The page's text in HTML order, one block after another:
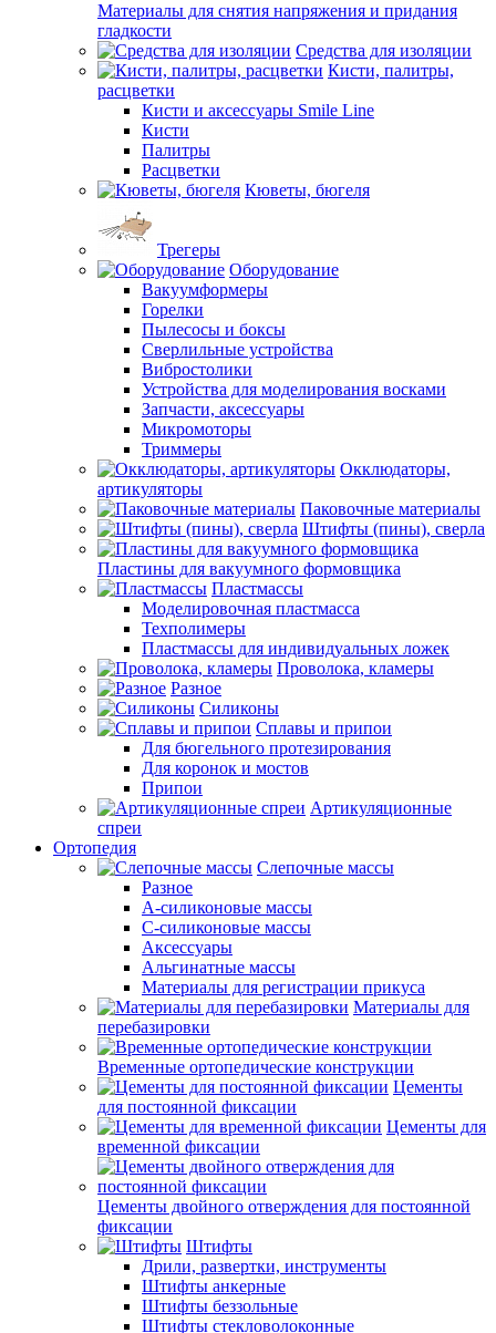
Материалы для снятия напряжения и придания
гладкости
Средства для изоляции
Кисти, палитры,
расцветки
Кисти и аксессуары Smile Line
Кисти
Палитры
Расцветки
Кюветы, бюгеля
Трегеры
Оборудование
Вакуумформеры
Горелки
Пылесосы и боксы
Сверлильные устройства
Вибростолики
Устройства для моделирования восками
Запчасти, аксессуары
Микромоторы
Триммеры
Окклюдаторы,
артикуляторы
Паковочные материалы
Штифты (пины), сверла
Пластины для вакуумного формовщика
Пластмассы
Моделировочная пластмасса
Техполимеры
Пластмассы для индивидуальных ложек
Проволока, кламеры
Разное
Силиконы
Сплавы и припои
Для бюгельного протезирования
Для коронок и мостов
Припои
Артикуляционные
спреи
Ортопедия
Слепочные массы
Разное
А-силиконовые массы
С-силиконовые массы
Аксессуары
Альгинатные массы
Материалы для регистрации прикуса
Материалы для
перебазировки
Временные ортопедические конструкции
Цементы
для постоянной фиксации
Цементы для
временной фиксации
Цементы двойного отверждения для постоянной
фиксации
Штифты
Дрили, развертки, инструменты
Штифты анкерные
Штифты беззольные
Штифты стекловолоконные